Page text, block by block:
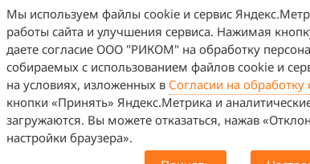
Мы используем файлы cookie и сервис
работы сайта и улучшения сервиса. Нажимая
даете согласие ООО "РИКОМ" на обработку
собираемых с использованием файлов cookie и
на условиях, изложенных в Согласии на обработку
кнопки «Принять» Яндекс.Метрика и
загружаются. Вы можете отказаться, нажав
настройки браузера».